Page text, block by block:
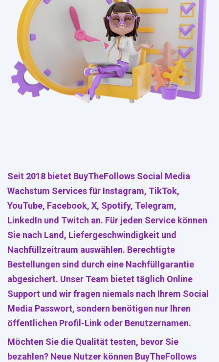
Seit 2018 bietet BuyTheFollows Social Media
Wachstum Services für Instagram, TikTok,
YouTube, Facebook, X, Spotify, Telegram,
LinkedIn und Twitch an. Für jeden Service können
Sie nach Land, Liefergeschwindigkeit und
Nachfüllzeitraum auswählen. Berechtigte
Bestellungen sind durch eine Nachfüllgarantie
abgesichert. Unser Team bietet täglich Online
Support und wir fragen niemals nach Ihrem Social
Media Passwort, sondern benötigen nur Ihren
öffentlichen Profil-Link oder Benutzernamen.
Möchten Sie die Qualität testen, bevor Sie
bezahlen? Neue Nutzer können BuyTheFollows